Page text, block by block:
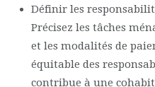
Définir les
Précisez les tâches
et les modalités de
équitable des
contribue à une